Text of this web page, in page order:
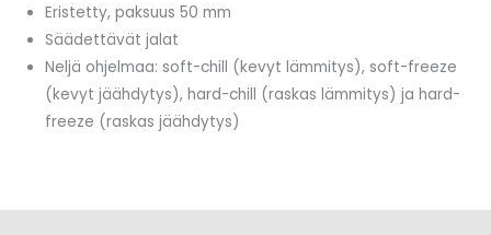
Eristetty, paksuus 50 mm
Säädettävät jalat
Neljä ohjelmaa: soft-chill (kevyt lämmitys), soft-freeze
(kevyt jäähdytys), hard-chill (raskas lämmitys) ja hard-
freeze (raskas jäähdytys)